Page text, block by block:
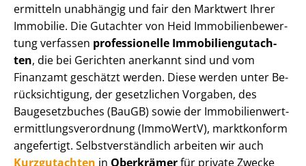
ermitteln unabhängig und fair den Marktwert Ihrer
Immobilie. Die Gutachter von Heid Im­mo­bi­li­en­be­wer­
tung verfassen professionelle Im­mo­bi­li­en­gut­ach­
ten, die bei Gerichten anerkannt sind und vom
Finanzamt geschätzt werden. Diese werden unter Be­
rück­sich­ti­gung, der gesetzlichen Vorgaben, des
Baugesetzbuches (BauGB) sowie der Im­mo­bi­li­en­wert­
ermitt­lungs­ver­ord­nung (ImmoWertV), marktkonform
angefertigt. Selbst­ver­ständ­lich arbeiten wir auch
Kurzgutachten in Oberkrämerfür private Zwecke